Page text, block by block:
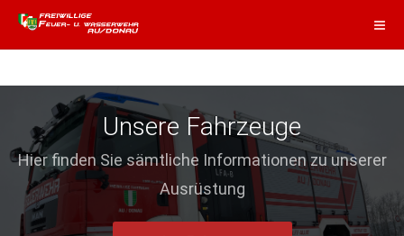
Unsere Fahrzeuge
Hier finden Sie sämtliche Informationen zu unserer
Ausrüstung